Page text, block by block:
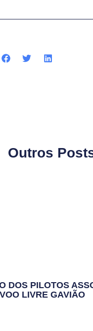
Outros
DOS PILOTOS
LIVRE GAVIÃO